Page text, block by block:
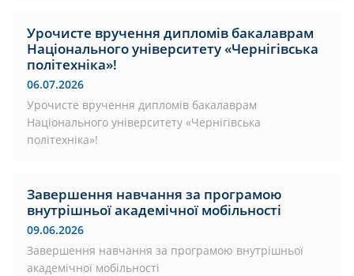
Урочисте вручення дипломів бакалаврам
Національного університету «Чернігівська
політехніка»!
06.07.2026
Урочисте вручення дипломів бакалаврам
Національного університету «Чернігівська
політехніка»!
Завершення навчання за програмою
внутрішньої академічної мобільності
09.06.2026
Завершення навчання за програмою внутрішньої
академічної мобільності